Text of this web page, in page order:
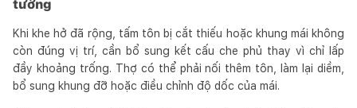
tường
Khi khe hở đã rộng, tấm tôn bị cắt thiếu hoặc khung mái không
còn đúng vị trí, cần bổ sung kết cấu che phủ thay vì chỉ lấp
đầy khoảng trống. Thợ có thể phải nối thêm tôn, làm lại diềm,
bổ sung khung đỡ hoặc điều chỉnh độ dốc của mái.